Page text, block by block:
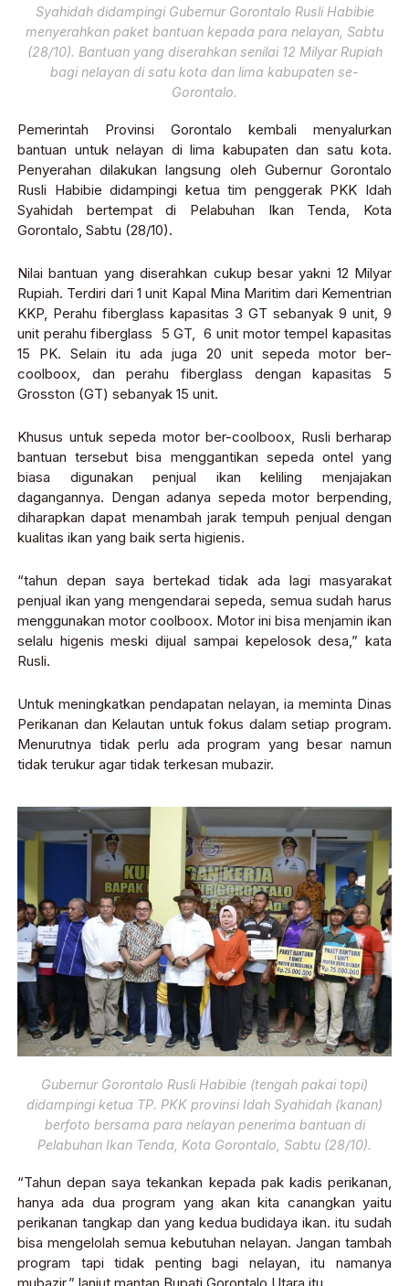
Syahidah didampingi Gubernur Gorontalo Rusli Habibie
menyerahkan paket bantuan kepada para nelayan, Sabtu
(28/10). Bantuan yang diserahkan senilai 12 Milyar Rupiah
bagi nelayan di satu kota dan lima kabupaten se-
Gorontalo.
Pemerintah Provinsi Gorontalo kembali menyalurkan
bantuan untuk nelayan di lima kabupaten dan satu kota.
Penyerahan dilakukan langsung oleh Gubernur Gorontalo
Rusli Habibie didampingi ketua tim penggerak PKK Idah
Syahidah bertempat di Pelabuhan Ikan Tenda, Kota
Gorontalo, Sabtu (28/10).
Nilai bantuan yang diserahkan cukup besar yakni 12 Milyar
Rupiah. Terdiri dari 1 unit Kapal Mina Maritim dari Kementrian
KKP, Perahu fiberglass kapasitas 3 GT sebanyak 9 unit, 9
unit perahu fiberglass 5 GT, 6 unit motor tempel kapasitas
15 PK. Selain itu ada juga 20 unit sepeda motor ber-
coolboox, dan perahu fiberglass dengan kapasitas 5
Grosston (GT) sebanyak 15 unit.
Khusus untuk sepeda motor ber-coolboox, Rusli berharap
bantuan tersebut bisa menggantikan sepeda ontel yang
biasa digunakan penjual ikan keliling menjajakan
dagangannya. Dengan adanya sepeda motor berpending,
diharapkan dapat menambah jarak tempuh penjual dengan
kualitas ikan yang baik serta higienis.
“tahun depan saya bertekad tidak ada lagi masyarakat
penjual ikan yang mengendarai sepeda, semua sudah harus
menggunakan motor coolboox. Motor ini bisa menjamin ikan
selalu higenis meski dijual sampai kepelosok desa,” kata
Rusli.
Untuk meningkatkan pendapatan nelayan, ia meminta Dinas
Perikanan dan Kelautan untuk fokus dalam setiap program.
Menurutnya tidak perlu ada program yang besar namun
tidak terukur agar tidak terkesan mubazir.
Gubernur Gorontalo Rusli Habibie (tengah pakai topi)
didampingi ketua TP. PKK provinsi Idah Syahidah (kanan)
berfoto bersama para nelayan penerima bantuan di
Pelabuhan Ikan Tenda, Kota Gorontalo, Sabtu (28/10).
“Tahun depan saya tekankan kepada pak kadis perikanan,
hanya ada dua program yang akan kita canangkan yaitu
perikanan tangkap dan yang kedua budidaya ikan. itu sudah
bisa mengelolah semua kebutuhan nelayan. Jangan tambah
program tapi tidak penting bagi nelayan, itu namanya